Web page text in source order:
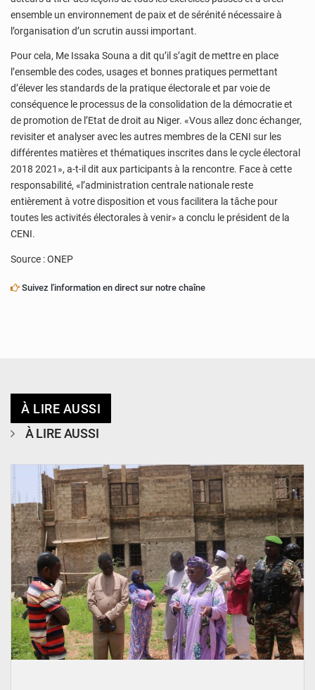
ensemble un environnement de paix et de sérénité nécessaire à
l’organisation d’un scrutin aussi important.
Pour cela, Me Issaka Souna a dit qu’il s’agit de mettre en place
l’ensemble des codes, usages et bonnes pratiques permettant
d’élever les standards de la pratique électorale et par voie de
conséquence le processus de la consolidation de la démocratie et
de promotion de l’Etat de droit au Niger. «Vous allez donc échanger,
revisiter et analyser avec les autres membres de la CENI sur les
différentes matières et thématiques inscrites dans le cycle électoral
2018 2021», a-t-il dit aux participants à la rencontre. Face à cette
responsabilité, «l’administration centrale nationale reste
entièrement à votre disposition et vous facilitera la tâche pour
toutes les activités électorales à venir» a conclu le président de la
CENI.
Source : ONEP
Suivez l'information en direct sur notre chaîne
À LIRE AUSSI
À LIRE AUSSI